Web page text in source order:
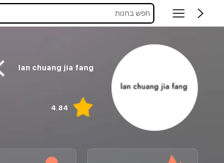
חפש בחנות
lan chuang jia fang
4.84